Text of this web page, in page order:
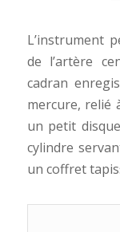
L’instrument
de l’artère
cadran
mercure, relié
un petit
cylindre
un coffret